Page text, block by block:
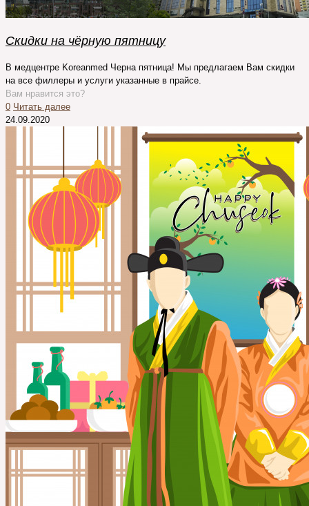
Скидки на чёрную пятницу
В медцентре Koreanmed Черна пятница! Мы предлагаем Вам скидки
на все филлеры и услуги указанные в прайсе.
Вам нравится это?
0 Читать далее
24.09.2020